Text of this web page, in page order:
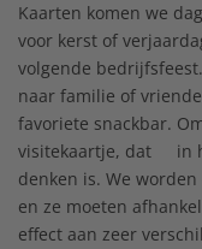
Kaarten komen we
voor kerst of
volgende
naar familie of
favoriete snackbar.
visitekaartje, dat
in
denken is. We
en ze moeten
effect aan zeer